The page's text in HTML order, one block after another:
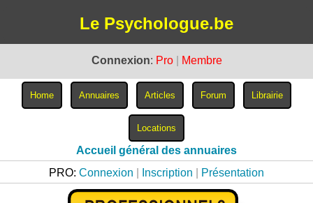
Le Psychologue.be
Connexion: Pro Membre
Accueil général des annuaires
PRO: Connexion Inscription Présentation